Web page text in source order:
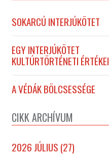
SOKARCÚ INTERJÚKÖTET
EGY INTERJÚKÖTET
KULTÚRTÖRTÉNETI ÉRTÉKEI
A VÉDÁK BÖLCSESSÉGE
CIKK ARCHÍVUM
2026 JÚLIUS (27)